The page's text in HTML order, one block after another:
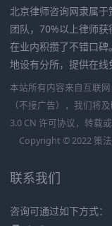
北京律师咨询网隶属
团队，70%以上律师获
在业内积攒了不错口
地设有分所，提供在线
本站所有内容来自互联
（不接广告），我们将
3.0 CN 许可协议，转载
Copyright © 2022 策
联系我们
咨询可通过如下方式：